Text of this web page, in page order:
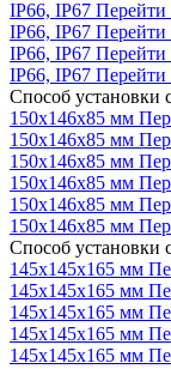
IP66, IP67 Перейти
IP66, IP67 Перейти
IP66, IP67 Перейти
IP66, IP67 Перейти
Способ установки
150x146x85 мм
150x146x85 мм
150x146x85 мм
150x146x85 мм
150x146x85 мм
150x146x85 мм
Способ установки
145x145x165 мм
145x145x165 мм
145x145x165 мм
145x145x165 мм
145x145x165 мм